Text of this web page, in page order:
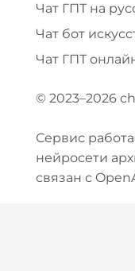
Чат ГПТ на
Чат бот
Чат ГПТ
© 2023–2026
Сервис
нейросети
связан с